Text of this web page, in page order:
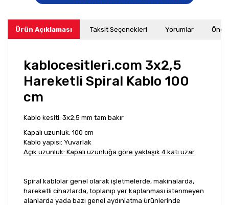
Ürün Açıklaması Taksit Seçenekleri Yorumlar
kablocesitleri.com 3x2,5
Hareketli Spiral Kablo 100
cm
Kablo kesiti: 3x2,5 mm tam bakır
Kapalı uzunluk: 100 cm
Kablo yapısı: Yuvarlak
Açık uzunluk: Kapalı uzunluğa göre yaklaşık 4 katı uzar
Spiral kablolar genel olarak işletmelerde, makinalarda,
hareketli cihazlarda, toplanıp yer kaplanması istenmeyen
alanlarda yada bazı genel aydınlatma ürünlerinde